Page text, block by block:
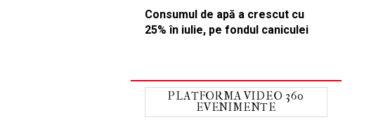
Consumul de apă a crescut cu
25% în iulie, pe fondul caniculei
PLATFORMA VIDEO 360
EVENIMENTE